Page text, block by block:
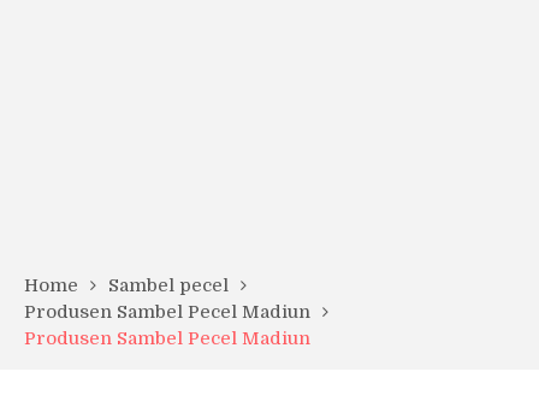
Home
Sambel pecel
Produsen Sambel Pecel Madiun
Produsen Sambel Pecel Madiun